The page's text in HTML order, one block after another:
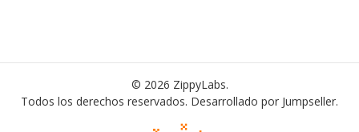
© 2026 ZippyLabs.
Todos los derechos reservados. Desarrollado por Jumpseller.